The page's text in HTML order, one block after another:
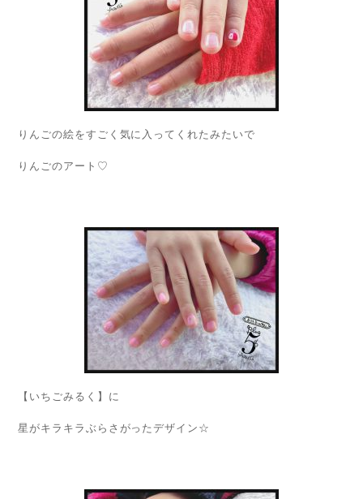
りんごの絵をすごく気に入ってくれたみたいで
りんごのアート♡
【いちごみるく】に
星がキラキラぶらさがったデザイン☆